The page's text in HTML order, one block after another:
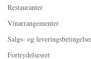
Restauranter
Vinarrangementer
Salgs- og
Fortrydelsesret